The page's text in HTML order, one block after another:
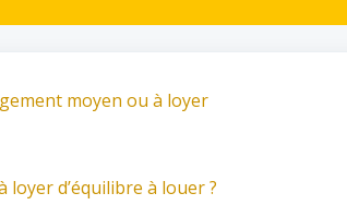
moyen ou à loyer
d’équilibre à louer ?